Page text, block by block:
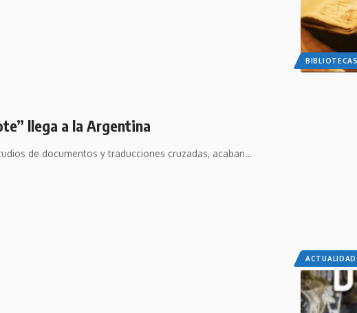
llega a la Argentina
de documentos y traducciones cruzadas, acaban…